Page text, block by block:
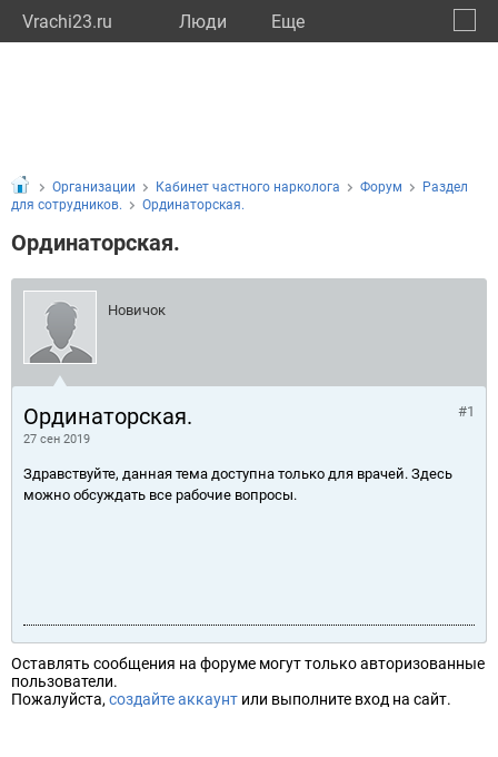
Vrachi23.ru Люди Eще
Организации Кабинет частного нарколога Форум
Раздел
для сотрудников.
Ординаторская.
Ординаторская.
Новичок
Ординаторская.
27 сен 2019
#1
Здравствуйте, данная тема доступна только для врачей. Здесь
можно обсуждать все рабочие вопросы.
Оставлять сообщения на форуме могут только авторизованные
пользователи.
Пожалуйста, создайте аккаунт или выполните вход на сайт.